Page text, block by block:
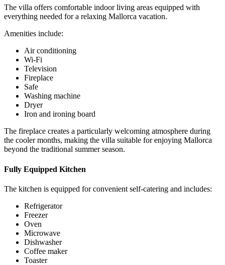
The villa offers comfortable indoor living areas equipped with
everything needed for a relaxing Mallorca vacation.
Amenities include:
Air conditioning
Wi-Fi
Television
Fireplace
Safe
Washing machine
Dryer
Iron and ironing board
The fireplace creates a particularly welcoming atmosphere during
the cooler months, making the villa suitable for enjoying Mallorca
beyond the traditional summer season.
Fully Equipped Kitchen
The kitchen is equipped for convenient self-catering and includes:
Refrigerator
Freezer
Oven
Microwave
Dishwasher
Coffee maker
Toaster